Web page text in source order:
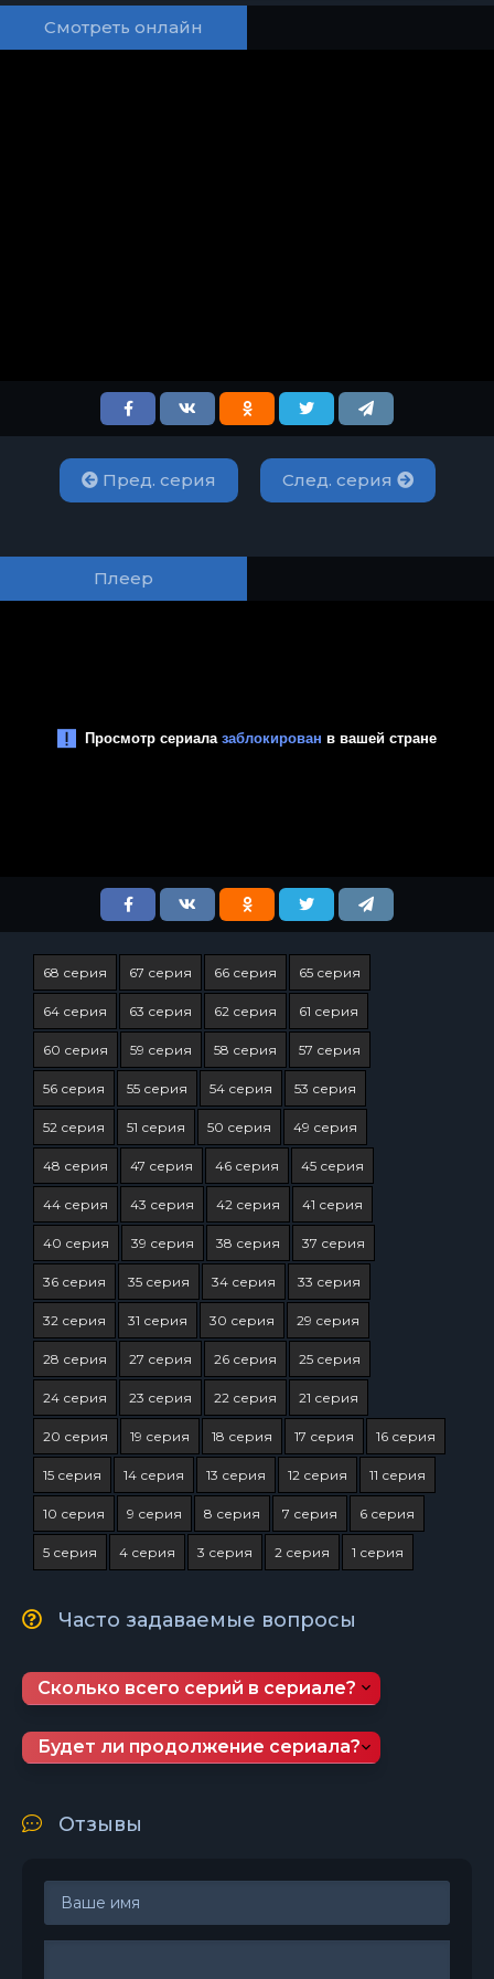
Смотреть онлайн
Пред. серия След. серия
Плеер
68 серия 67 серия 66 серия 65 серия
64 серия 63 серия 62 серия 61 серия
60 серия 59 серия 58 серия 57 серия
56 серия 55 серия 54 серия 53 серия
52 серия 51 серия 50 серия 49 серия
48 серия 47 серия 46 серия 45 серия
44 серия 43 серия 42 серия 41 серия
40 серия 39 серия 38 серия 37 серия
36 серия 35 серия 34 серия 33 серия
32 серия 31 серия 30 серия 29 серия
28 серия 27 серия 26 серия 25 серия
24 серия 23 серия 22 серия 21 серия
20 серия 19 серия 18 серия 17 серия 16 серия
15 серия 14 серия 13 серия 12 серия 11 серия
10 серия 9 серия 8 серия 7 серия 6 серия
5 серия 4 серия 3 серия 2 серия 1 серия
Часто задаваемые вопросы
Сколько всего серий в сериале?
Будет ли продолжение сериала?
Отзывы